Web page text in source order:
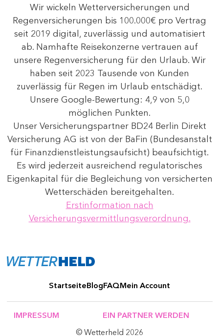
Wir wickeln Wetterversicherungen und
Regenversicherungen bis 100.000€ pro Vertrag
seit 2019 digital, zuverlässig und automatisiert
ab. Namhafte Reisekonzerne vertrauen auf
unsere Regenversicherung für den Urlaub. Wir
haben seit 2023 Tausende von Kunden
zuverlässig für Regen im Urlaub entschädigt.
Unsere Google-Bewertung: 4,9 von 5,0
möglichen Punkten.
Unser Versicherungspartner BD24 Berlin Direkt
Versicherung AG ist von der BaFin (Bundesanstalt
für Finanzdienstleistungsaufsicht) beaufsichtigt.
Es wird jederzeit ausreichend regulatorisches
Eigenkapital für die Begleichung von versicherten
Wetterschäden bereitgehalten.
Erstinformation nach
Versicherungsvermittlungsverordnung.
StartseiteBlogFAQMein Account
© Wetterheld 2026
IMPRESSUM EIN PARTNER WERDEN